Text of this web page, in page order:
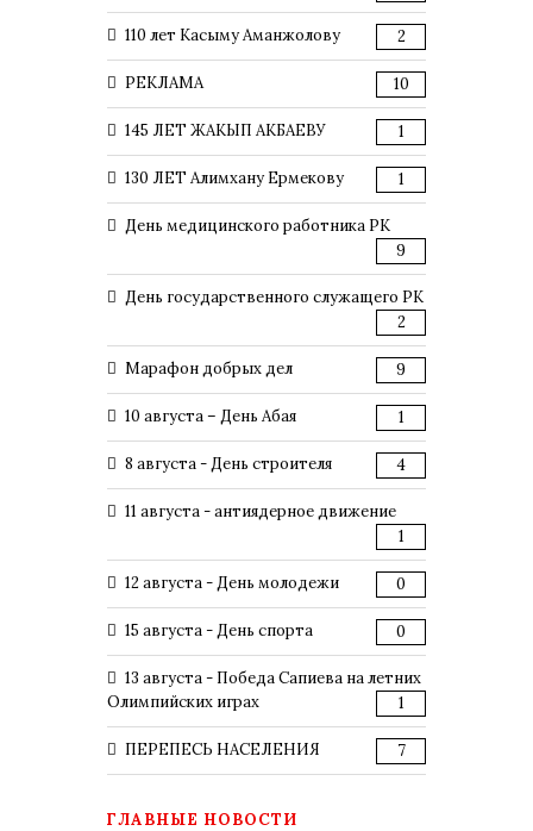
110 лет Касыму Аманжолову 2
РЕКЛАМА 10
145 ЛЕТ ЖАКЫП АКБАЕВУ 1
130 ЛЕТ Алимхану Ермекову 1
День медицинского работника РК
9
День государственного служащего РК
2
Марафон добрых дел 9
10 августа – День Абая 1
8 августа - День строителя 4
11 августа - антиядерное движение
1
12 августа - День молодежи 0
15 августа - День спорта 0
13 августа - Победа Сапиева на летних
Олимпийских играх
1
ПЕРЕПЕСЬ НАСЕЛЕНИЯ 7
ГЛАВНЫЕ НОВОСТИ